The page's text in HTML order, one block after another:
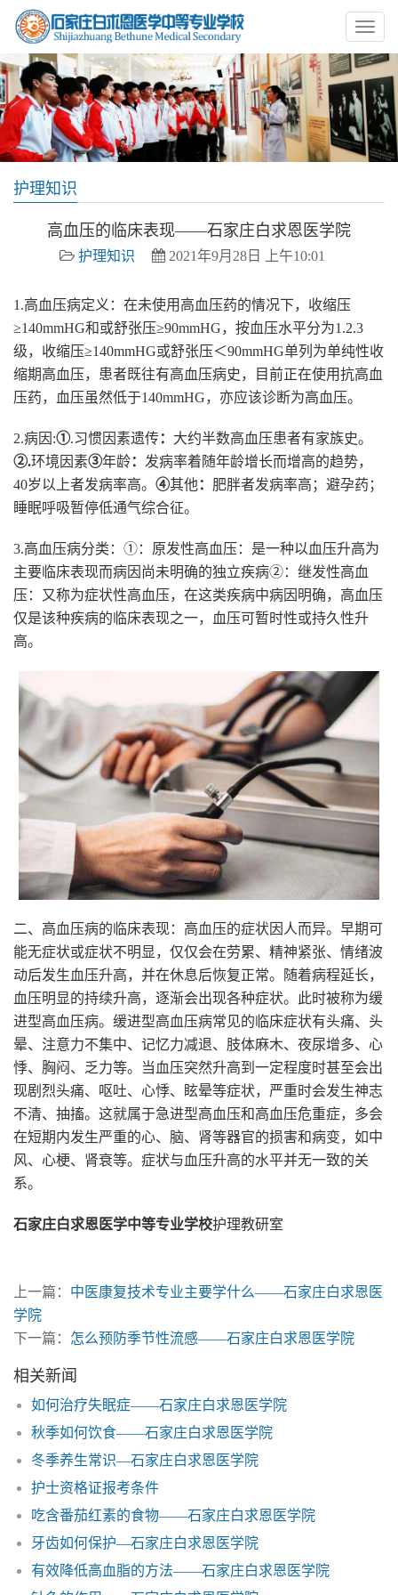
护理知识
高血压的临床表现——石家庄白求恩医学院
护理知识 2021年9月28日 上午10:01
1.高血压病定义：在未使用高血压药的情况下，收缩压
≥140mmHG和或舒张压≥90mmHG，按血压水平分为1.2.3
级，收缩压≥140mmHG或舒张压＜90mmHG单列为单纯性收
缩期高血压，患者既往有高血压病史，目前正在使用抗高血
压药，血压虽然低于140mmHG，亦应该诊断为高血压。
2.病因:①.习惯因素遗传： 大约半数高血压患者有家族史。
②.环境因素③年龄： 发病率着随年龄增长而增高的趋势，
40岁以上者发病率高。 ④其他： 肥胖者发病率高；避孕药；
睡眠呼吸暂停低通气综合征。
3.高血压病分类：①：原发性高血压：是一种以血压升高为
主要临床表现而病因尚未明确的独立疾病②：继发性高血
压：又称为症状性高血压，在这类疾病中病因明确，高血压
仅是该种疾病的临床表现之一，血压可暂时性或持久性升
高。
二、高血压病的临床表现：高血压的症状因人而异。早期可
能无症状或症状不明显，仅仅会在劳累、精神紧张、情绪波
动后发生血压升高，并在休息后恢复正常。随着病程延长，
血压明显的持续升高，逐渐会出现各种症状。此时被称为缓
进型高血压病。缓进型高血压病常见的临床症状有头痛、头
晕、注意力不集中、记忆力减退、肢体麻木、夜尿增多、心
悸、胸闷、乏力等。当血压突然升高到一定程度时甚至会出
现剧烈头痛、呕吐、心悸、眩晕等症状，严重时会发生神志
不清、抽搐。这就属于急进型高血压和高血压危重症，多会
在短期内发生严重的心、脑、肾等器官的损害和病变，如中
风、心梗、肾衰等。症状与血压升高的水平并无一致的关
系。
石家庄白求恩医学中等专业学校护理教研室
上一篇： 中医康复技术专业主要学什么——石家庄白求恩医
学院
下一篇： 怎么预防季节性流感——石家庄白求恩医学院
相关新闻
如何治疗失眠症——石家庄白求恩医学院
秋季如何饮食——石家庄白求恩医学院
冬季养生常识—石家庄白求恩医学院
护士资格证报考条件
吃含番茄红素的食物——石家庄白求恩医学院
牙齿如何保护—石家庄白求恩医学院
有效降低高血脂的方法——石家庄白求恩医学院